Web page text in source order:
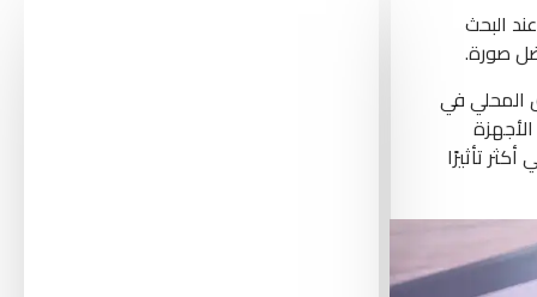
البحث
صورة.
المحلي في
تأثيرًا